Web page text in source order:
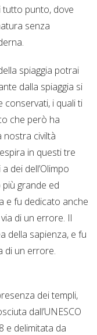
tutto punto, dove
senza
spiaggia potrai
dalla spiaggia si
conservati, i quali ti
che però ha
nostra civiltà
in questi tre
dei dell’Olimpo
grande ed
e fu dedicato anche
di un errore. Il
della sapienza, e fu
di un errore.
dei templi,
dall’UNESCO
e delimitata da